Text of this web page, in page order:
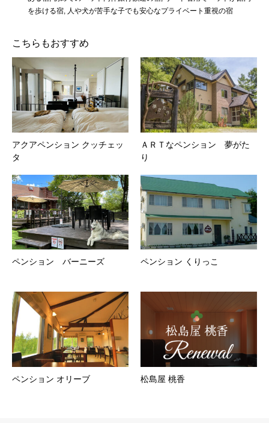
を歩ける宿, 人や犬が苦手な子でも安心なプライベート重視の宿
こちらもおすすめ
アクアペンション クッチェッ
タ
ＡＲＴなペンション 夢がた
り
ペンション バーニーズ ペンション くりっこ
ペンション オリーブ 松島屋 桃香